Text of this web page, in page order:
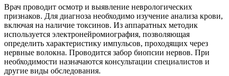
Врач проводит осмотр и выявление неврологических
признаков. Для диагноза необходимо изучение анализа крови,
включая на наличие токсинов. Из аппаратных методик
используется электронейромиография, позволяющая
определить характеристику импульсов, проходящих через
нервные волокна. Проводится забор биопсии нервов. При
необходимости назначаются консультации специалистов и
другие виды обследования.